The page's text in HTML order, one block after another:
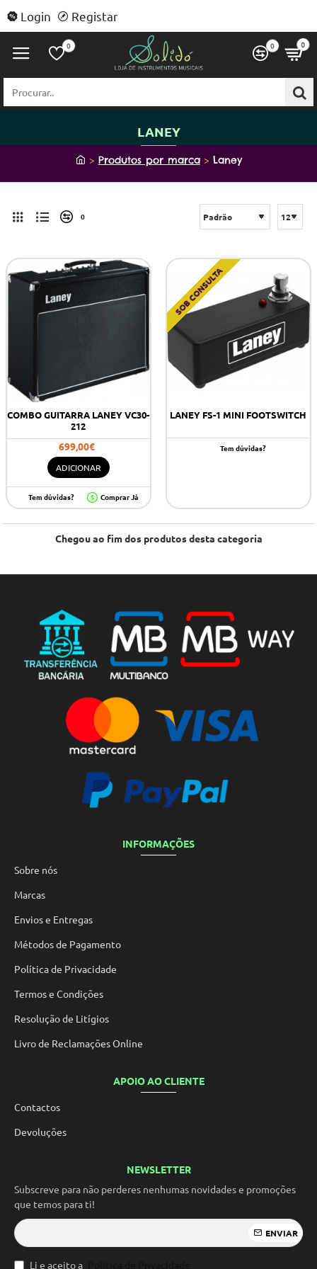
Login Registar
0 0 0
Procurar..
LANEY
h
Produtos por marca Laney
0
COMBO GUITARRA LANEY VC30-
212
699,00€
ADICIONAR
Tem dúvidas? Comprar Já
SOB CONSULTA
LANEY FS-1 MINI FOOTSWITCH
Tem dúvidas?
Chegou ao fim dos produtos desta categoria
INFORMAÇÕES
Sobre nós
Marcas
Envios e Entregas
Métodos de Pagamento
Política de Privacidade
Termos e Condições
Resolução de Litígios
Livro de Reclamações Online
APOIO AO CLIENTE
Contactos
Devoluções
NEWSLETTER
Subscreve para não perderes nenhumas novidades e promoções
que temos para ti!
ENVIAR
Li e aceito a